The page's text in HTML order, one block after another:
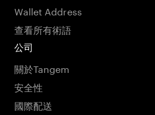
Wallet Address
查看所有術語
公司
關於Tangem
安全性
國際配送